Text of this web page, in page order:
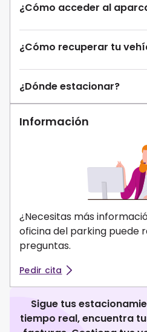
¿Cómo acceder al
¿Cómo recuperar tu
¿Dónde estacionar?
Información
¿Necesitas más
oficina del parking puede
preguntas.
Pedir cita
Sigue tus
tiempo real, encuentra